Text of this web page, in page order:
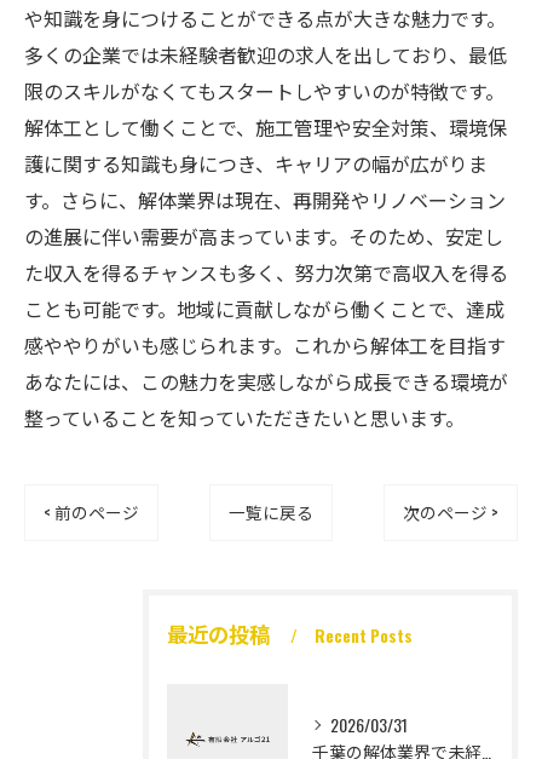
や知識を身につけることができる点が大きな魅力です。
多くの企業では未経験者歓迎の求人を出しており、最低
限のスキルがなくてもスタートしやすいのが特徴です。
解体工として働くことで、施工管理や安全対策、環境保
護に関する知識も身につき、キャリアの幅が広がりま
す。さらに、解体業界は現在、再開発やリノベーション
の進展に伴い需要が高まっています。そのため、安定し
た収入を得るチャンスも多く、努力次第で高収入を得る
ことも可能です。地域に貢献しながら働くことで、達成
感ややりがいも感じられます。これから解体工を目指す
あなたには、この魅力を実感しながら成長できる環境が
整っていることを知っていただきたいと思います。
< 前のページ 一覧に戻る 次のページ >
最近の投稿 Recent Posts
2026/03/31